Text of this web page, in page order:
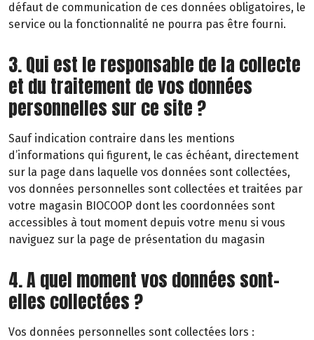
défaut de communication de ces données obligatoires, le
service ou la fonctionnalité ne pourra pas être fourni.
3. Qui est le responsable de la collecte
et du traitement de vos données
personnelles sur ce site ?
Sauf indication contraire dans les mentions
d’informations qui figurent, le cas échéant, directement
sur la page dans laquelle vos données sont collectées,
vos données personnelles sont collectées et traitées par
votre magasin BIOCOOP dont les coordonnées sont
accessibles à tout moment depuis votre menu si vous
naviguez sur la page de présentation du magasin
4. A quel moment vos données sont-
elles collectées ?
Vos données personnelles sont collectées lors :